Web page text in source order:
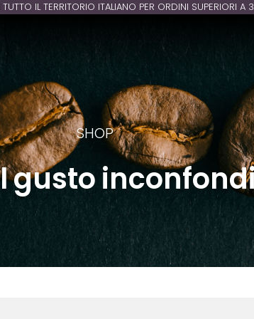
IL TERRITORIO ITALIANO PER ORDINI SUPERIORI A
SHOP
gusto